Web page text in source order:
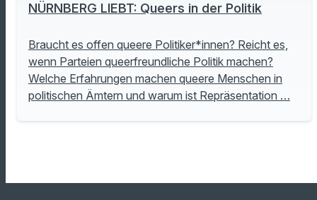
NÜRNBERG LIEBT: Queers in der Politik
Braucht es offen queere Politiker*innen? Reicht es,
wenn Parteien queerfreundliche Politik machen?
Welche Erfahrungen machen queere Menschen in
politischen Ämtern und warum ist Repräsentation …